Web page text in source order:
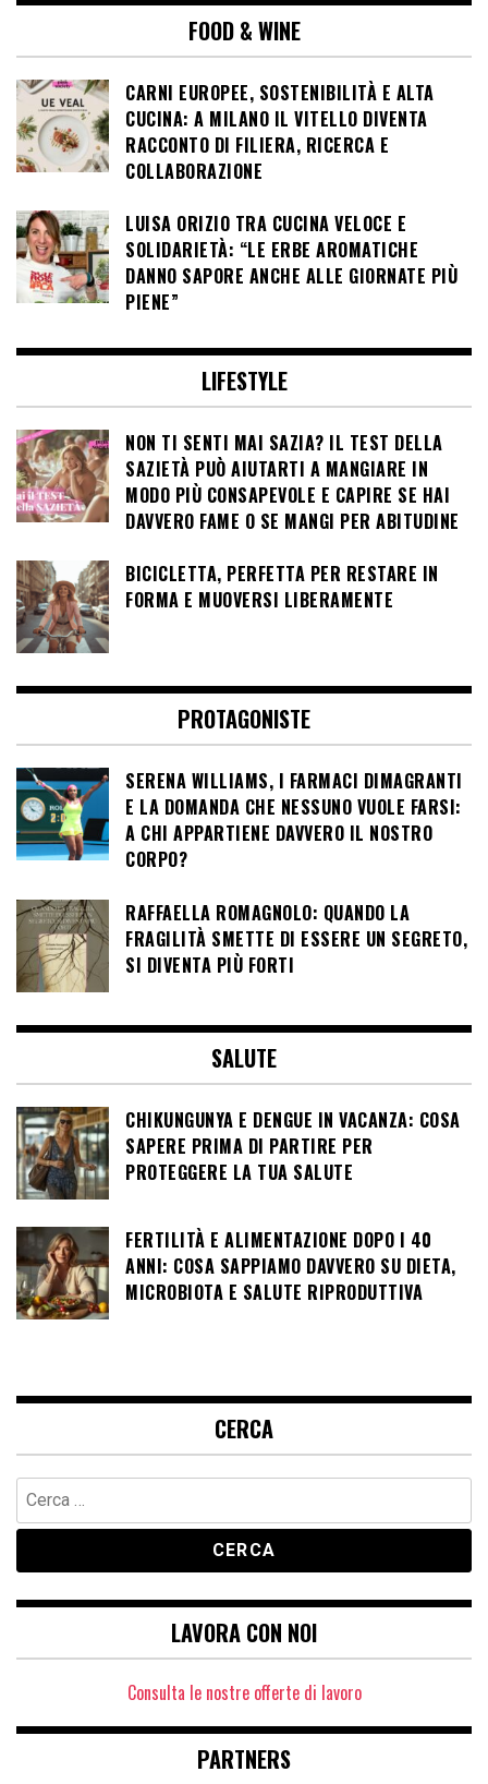
FOOD & WINE
CARNI EUROPEE, SOSTENIBILITÀ E ALTA
CUCINA: A MILANO IL VITELLO DIVENTA
RACCONTO DI FILIERA, RICERCA E
COLLABORAZIONE
LUISA ORIZIO TRA CUCINA VELOCE E
SOLIDARIETÀ: “LE ERBE AROMATICHE
DANNO SAPORE ANCHE ALLE GIORNATE PIÙ
PIENE”
LIFESTYLE
NON TI SENTI MAI SAZIA? IL TEST DELLA
SAZIETÀ PUÒ AIUTARTI A MANGIARE IN
MODO PIÙ CONSAPEVOLE E CAPIRE SE HAI
DAVVERO FAME O SE MANGI PER ABITUDINE
BICICLETTA, PERFETTA PER RESTARE IN
FORMA E MUOVERSI LIBERAMENTE
PROTAGONISTE
SERENA WILLIAMS, I FARMACI DIMAGRANTI
E LA DOMANDA CHE NESSUNO VUOLE FARSI:
A CHI APPARTIENE DAVVERO IL NOSTRO
CORPO?
RAFFAELLA ROMAGNOLO: QUANDO LA
FRAGILITÀ SMETTE DI ESSERE UN SEGRETO,
SI DIVENTA PIÙ FORTI
SALUTE
CHIKUNGUNYA E DENGUE IN VACANZA: COSA
SAPERE PRIMA DI PARTIRE PER
PROTEGGERE LA TUA SALUTE
FERTILITÀ E ALIMENTAZIONE DOPO I 40
ANNI: COSA SAPPIAMO DAVVERO SU DIETA,
MICROBIOTA E SALUTE RIPRODUTTIVA
CERCA
Ricerca
per:
LAVORA CON NOI
Consulta le nostre offerte di lavoro
PARTNERS